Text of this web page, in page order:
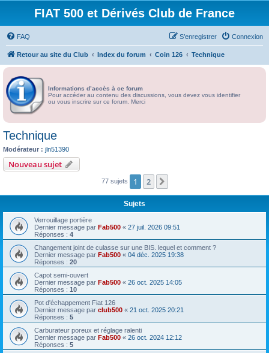
FIAT 500 et Dérivés Club de France
FAQ Connexion
S’enregistrer
Retour au site du Club Index du forum Coin 126 Technique
Informations d’accès à ce forum
Pour accéder au contenu des discussions, vous devez vous identifier
ou vous inscrire sur ce forum. Merci
Technique
Modérateur : jln51390
Nouveau sujet
77 sujets 1 2
Sujets
Verrouillage portière
Dernier message par Fab500 « 27 juil. 2026 09:51
Réponses : 4
Changement joint de culasse sur une BIS. lequel et comment ?
Dernier message par Fab500 « 04 déc. 2025 19:38
Réponses : 20
Capot semi-ouvert
Dernier message par Fab500 « 26 oct. 2025 14:05
Réponses : 10
Pot d'échappement Fiat 126
Dernier message par club500 « 21 oct. 2025 20:21
Réponses : 5
Carburateur poreux et réglage ralenti
Dernier message par Fab500 « 26 oct. 2024 12:12
Réponses : 5